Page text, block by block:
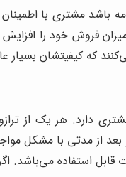
باشد مشتری با
فروش خود را
که کیفیتشان بسیار
دارد. هر یک از
از مدتی با مشکل
استفاده می‌باشد.